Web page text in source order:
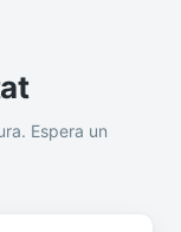
Espera un